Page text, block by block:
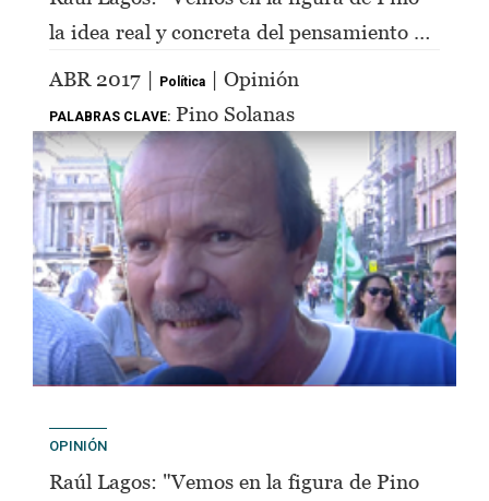
la idea real y concreta del pensamiento de
Perón"
ABR 2017 | Política | Opinión
PALABRAS CLAVE: Pino Solanas
OPINIÓN
Raúl Lagos: "Vemos en la figura de Pino